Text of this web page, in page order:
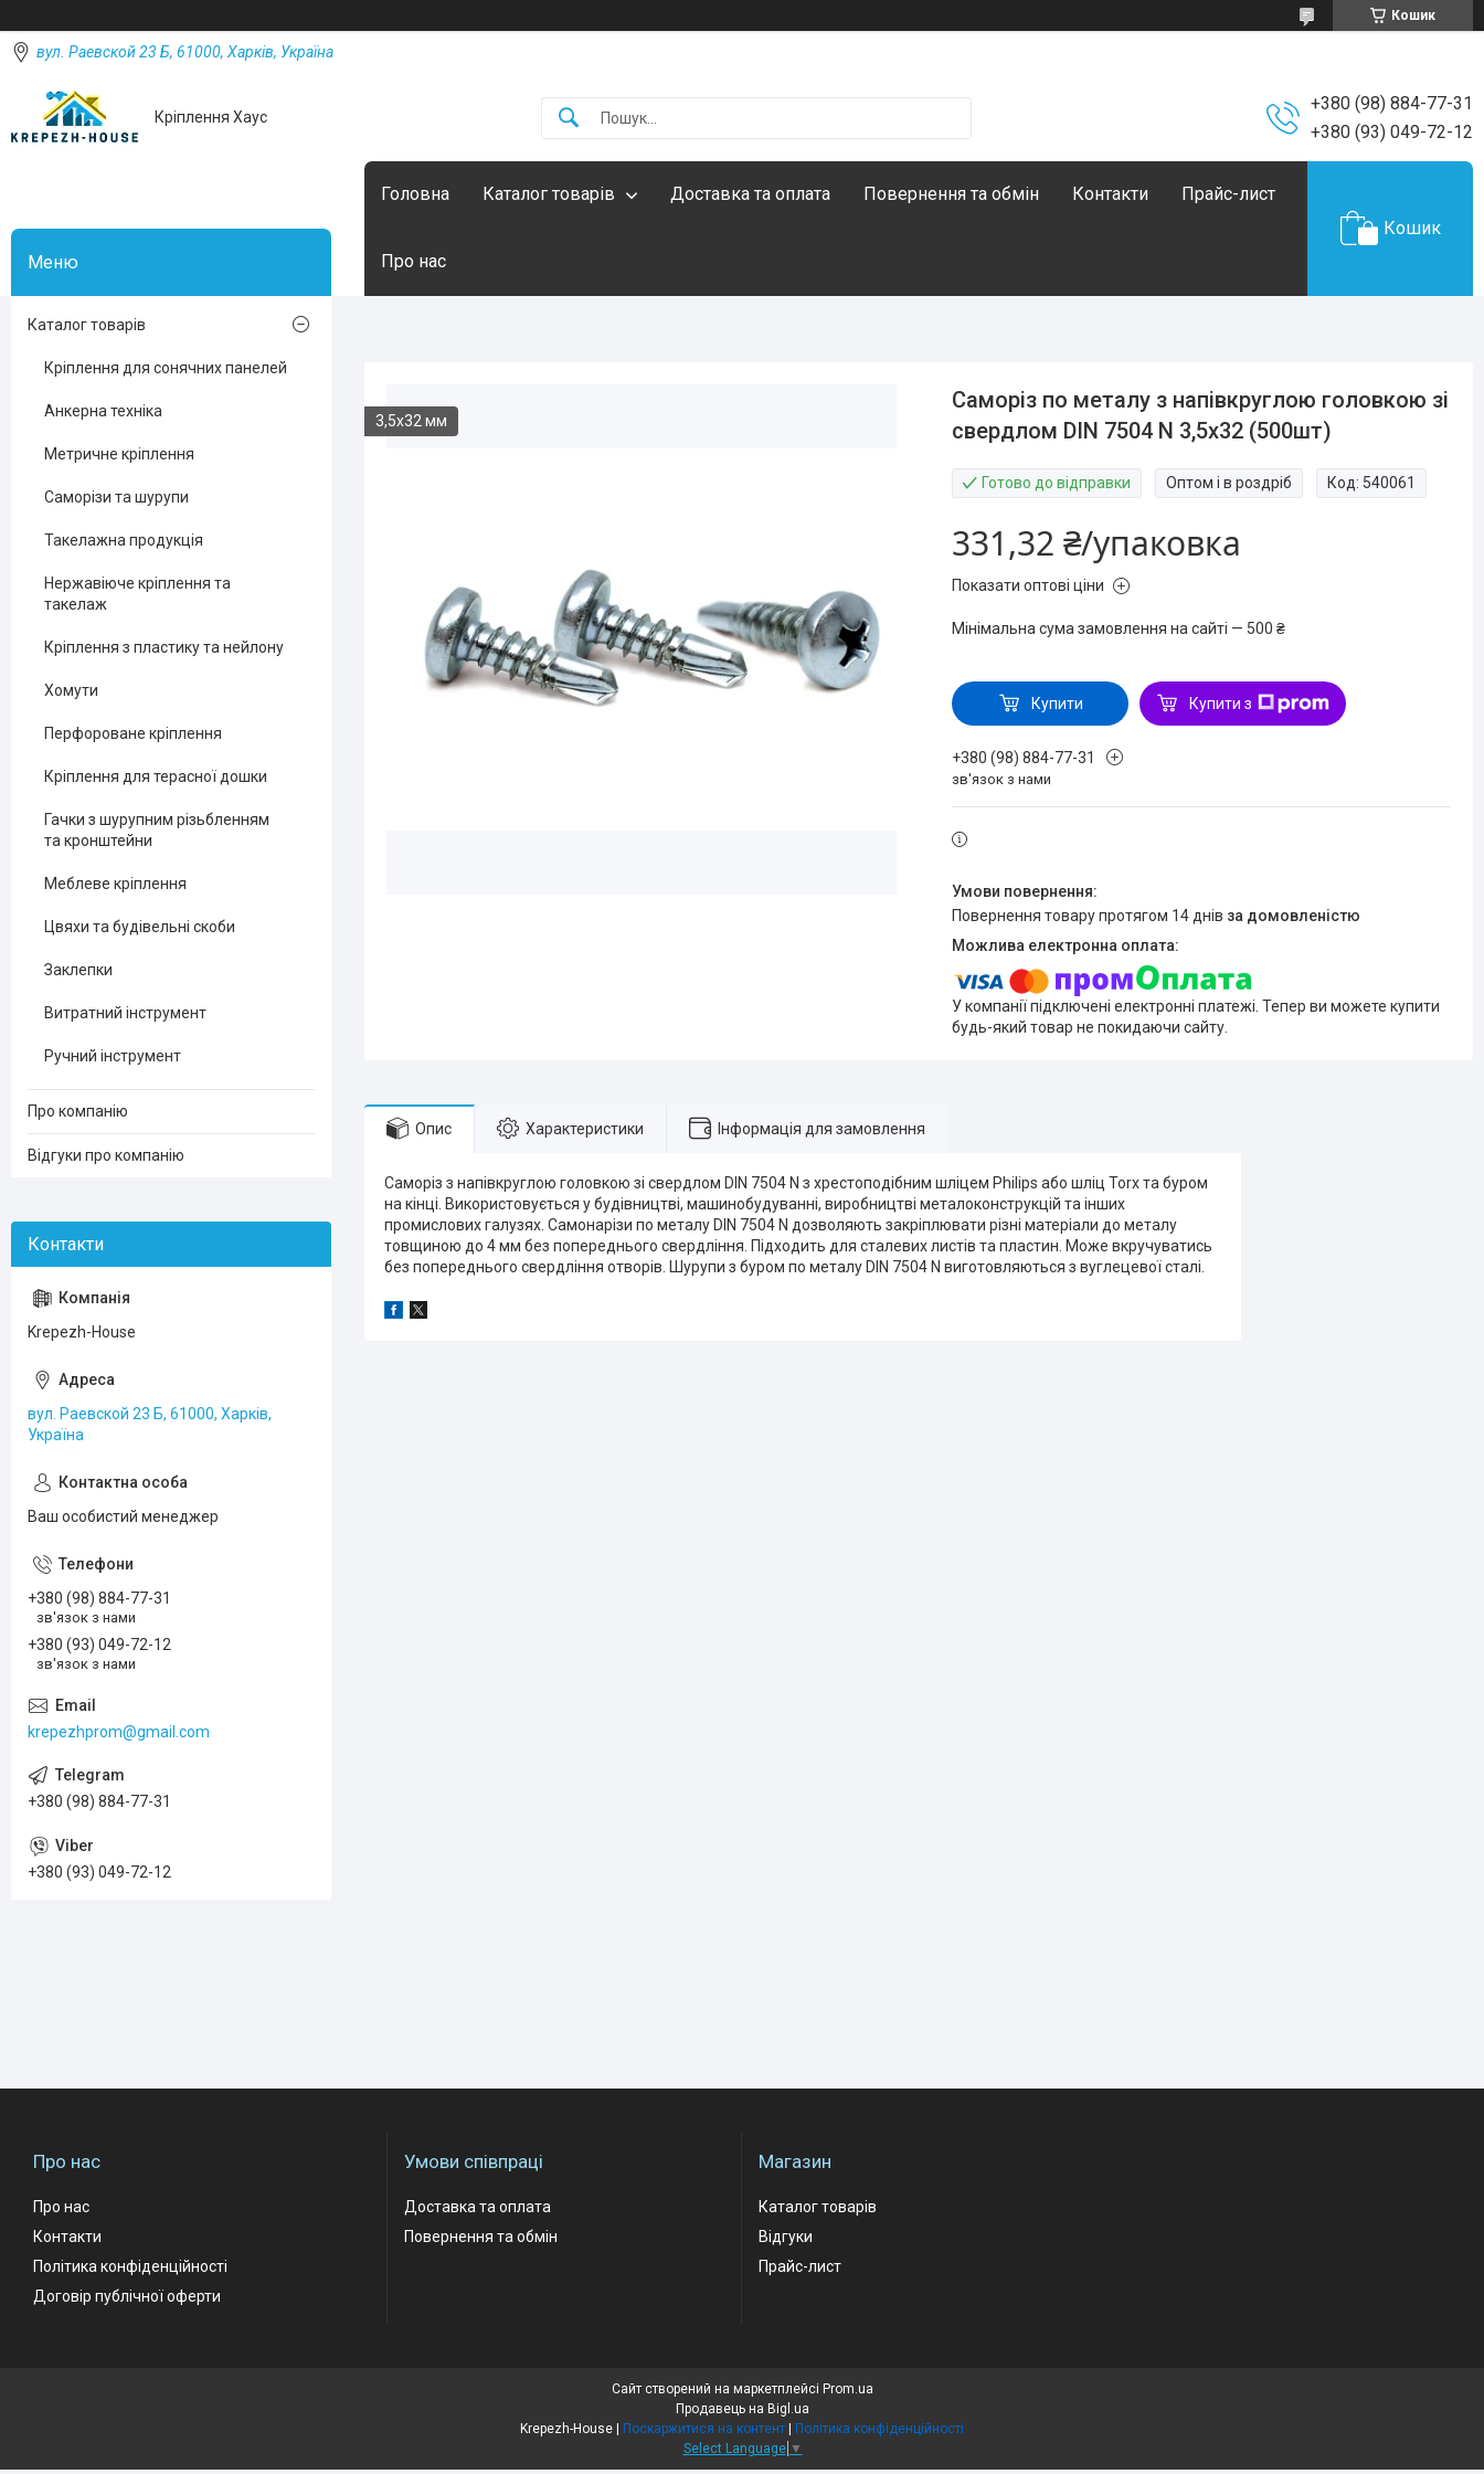
Кошик
вул. Раевской 23 Б, 61000, Харків, Україна
Кріплення Хаус
+380 (98) 884-77-31
+380 (93) 049-72-12
Головна Каталог товарів Доставка та оплата Повернення та обмін Контакти Прайс-лист
Про нас
Кошик
3,5х32 мм
Саморіз по металу з напівкруглою головкою зі
свердлом DIN 7504 N 3,5х32 (500шт)
Готово до відправки Оптом і в роздріб Код: 540061
331,32 ₴/упаковка
Показати оптові ціни
Мінімальна сума замовлення на сайті — 500 ₴
Купити Купити з
+380 (98) 884-77-31
зв'язок з нами
повернення товару протягом 14 днів за домовленістю
У компанії підключені електронні платежі. Тепер ви можете купити
будь-який товар не покидаючи сайту.
Опис Характеристики Інформація для замовлення
Саморіз з напівкруглою головкою зі свердлом DIN 7504 N з хрестоподібним шліцем Philips або шліц Torx та буром
на кінці. Використовується у будівництві, машинобудуванні, виробництві металоконструкцій та інших
промислових галузях. Самонарізи по металу DIN 7504 N дозволяють закріплювати різні матеріали до металу
товщиною до 4 мм без попереднього свердління. Підходить для сталевих листів та пластин. Може вкручуватись
без попереднього свердління отворів. Шурупи з буром по металу DIN 7504 N виготовляються з вуглецевої сталі.
Каталог товарів
Кріплення для сонячних панелей
Анкерна техніка
Метричне кріплення
Саморізи та шурупи
Такелажна продукція
Нержавіюче кріплення та
такелаж
Кріплення з пластику та нейлону
Хомути
Перфороване кріплення
Кріплення для терасної дошки
Гачки з шурупним різьбленням
та кронштейни
Меблеве кріплення
Цвяхи та будівельні скоби
Заклепки
Витратний інструмент
Ручний інструмент
Про компанію
Відгуки про компанію
Krepezh-House
вул. Раевской 23 Б, 61000, Харків,
Україна
Ваш особистий менеджер
+380 (98) 884-77-31
зв'язок з нами
+380 (93) 049-72-12
зв'язок з нами
krepezhprom@gmail.com
+380 (98) 884-77-31
+380 (93) 049-72-12
Про нас
Про нас
Контакти
Політика конфіденційності
Договір публічної оферти
Умови співпраці
Доставка та оплата
Повернення та обмін
Магазин
Каталог товарів
Відгуки
Прайс-лист
Сайт створений на маркетплейсі Prom.ua
Продавець на Bigl.ua
Krepezh-House | Поскаржитися на контент | Політика конфіденційності
Select Language ▼